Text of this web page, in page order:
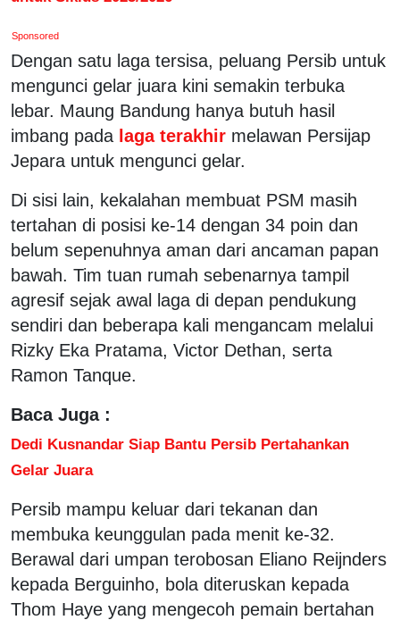
Sponsored
Dengan satu laga tersisa, peluang Persib untuk
mengunci gelar juara kini semakin terbuka
lebar. Maung Bandung hanya butuh hasil
imbang pada laga terakhir melawan Persijap
Jepara untuk mengunci gelar.
Di sisi lain, kekalahan membuat PSM masih
tertahan di posisi ke-14 dengan 34 poin dan
belum sepenuhnya aman dari ancaman papan
bawah. Tim tuan rumah sebenarnya tampil
agresif sejak awal laga di depan pendukung
sendiri dan beberapa kali mengancam melalui
Rizky Eka Pratama, Victor Dethan, serta
Ramon Tanque.
Baca Juga :
Dedi Kusnandar Siap Bantu Persib Pertahankan
Gelar Juara
Persib mampu keluar dari tekanan dan
membuka keunggulan pada menit ke-32.
Berawal dari umpan terobosan Eliano Reijnders
kepada Berguinho, bola diteruskan kepada
Thom Haye yang mengecoh pemain bertahan